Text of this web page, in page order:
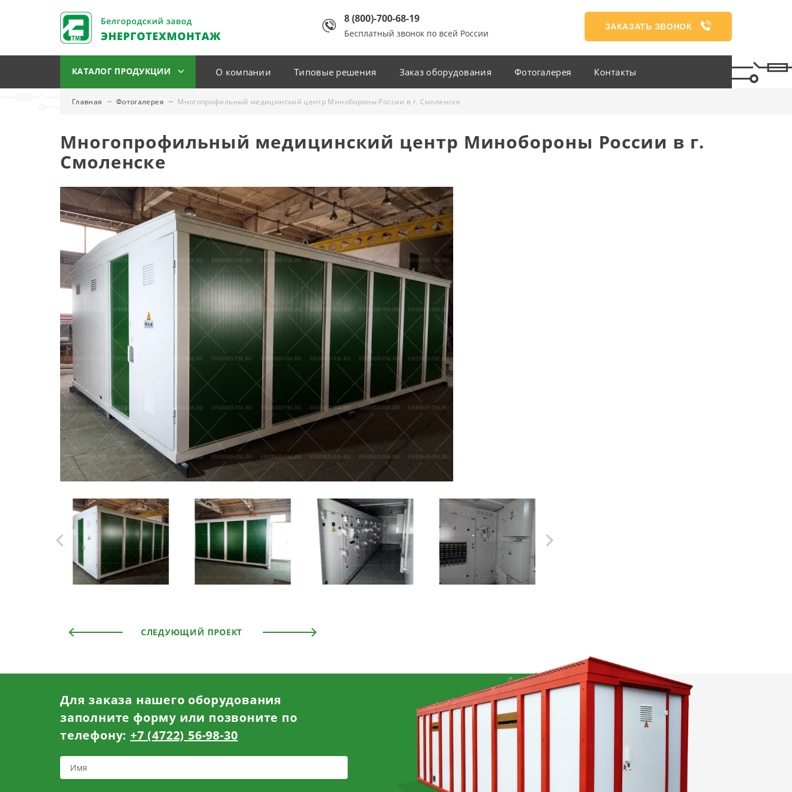
8 (800)-700-68-19
Бесплатный звонок по всей России
ЗАКАЗАТЬ ЗВОНОК
КАТАЛОГ ПРОДУКЦИИ О компании Типовые решения Заказ оборудования Фотогалерея Контакты
Главная Фотогалерея Многопрофильный медицинский центр Минобороны России в г. Смоленске
Многопрофильный медицинский центр Минобороны России в г.
Смоленске
СЛЕДУЮЩИЙ ПРОЕКТ
Для заказа нашего оборудования
заполните форму или позвоните по
телефону:+7 (4722) 56-98-30